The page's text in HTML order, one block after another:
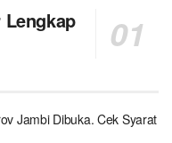
Lengkap
Jambi Dibuka. Cek Syarat